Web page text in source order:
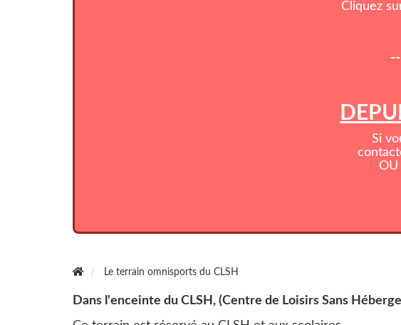
Cliquez
Si
OU
Le terrain omnisports du CLSH
Dans l'enceinte du CLSH, (Centre de Loisirs Sans